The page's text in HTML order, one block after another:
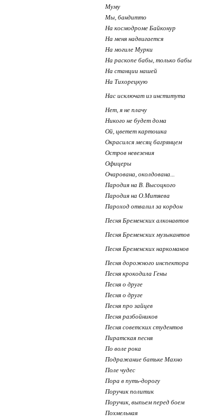
Муму
Мы, бандитто
На космодроме Байконур
На меня надвигается
На могиле Мурки
На раскопе бабы, только бабы
На станции нашей
На Тихорецкую
Нас исключат из института
Нет, я не плачу
Никого не будет дома
Ой, цветет картошка
Окрасился месяц багрянцем
Остров невезения
Офицеры
Очарована, околдована...
Пародия на В. Высоцкого
Пародия на О.Митяева
Пароход отвалил за кордон
Песня Бременских алконавтов
Песня Бременских музыкантов
Песня Бременских наркоманов
Песня дорожного инспектора
Песня крокодила Гены
Песня о друге
Песня о друге
Песня про зайцев
Песня разбойников
Песня советских студентов
Пиратская песня
По воле рока
Подражание батьке Махно
Поле чудес
Пора в путь-дорогу
Поручик политик
Поручик, выпьем перед боем
Похмельная